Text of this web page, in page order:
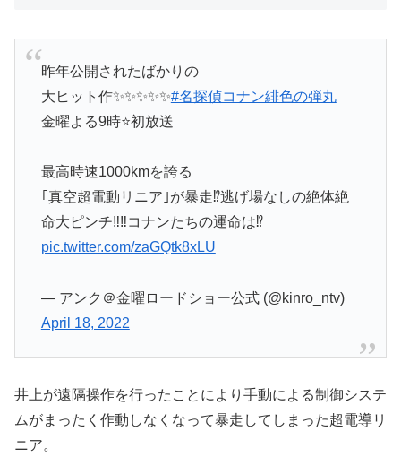
昨年公開されたばかりの
大ヒット作✨✨✨✨✨#名探偵コナン緋色の弾丸
金曜よる9時⭐初放送
最高時速1000kmを誇る
｢真空超電動リニア｣が暴走⁉️逃げ場なしの絶体絶
命大ピンチ‼️‼️コナンたちの運命は⁉️
pic.twitter.com/zaGQtk8xLU
— アンク＠金曜ロードショー公式 (@kinro_ntv)
April 18, 2022
井上が遠隔操作を行ったことにより手動による制御システ
ムがまったく作動しなくなって暴走してしまった超電導リ
ニア。